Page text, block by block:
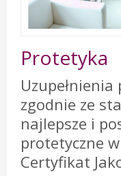
Protetyka
zgodnie ze
najlepsze i
protetyczne
Certyfikat